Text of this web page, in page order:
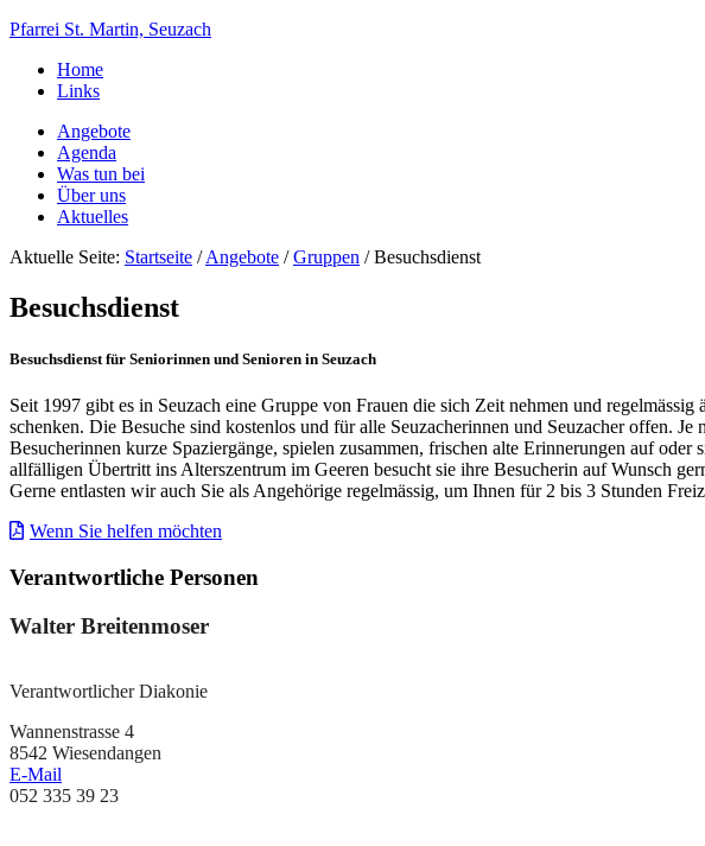
Pfarrei St. Martin, Seuzach
Home
Links
Angebote
Agenda
Was tun bei
Über uns
Aktuelles
Aktuelle Seite: Startseite / Angebote / Gruppen /Besuchsdienst
Besuchsdienst
Besuchsdienst für Seniorinnen und Senioren in Seuzach
Seit 1997 gibt es in Seuzach eine Gruppe von Frauen die sich Zeit nehmen und regelmässig
schenken. Die Besuche sind kostenlos und für alle Seuzacherinnen und Seuzacheroffen. Je
Besucherinnen kurze Spaziergänge, spielen zusammen, frischen alte Erinnerungen auf oder
allfälligen Übertritt ins Alterszentrum im Geeren besucht sie ihre Besucherin aufWunsch
Gerne entlasten wir auch Sie als Angehörige regelmässig, um Ihnen für 2 bis 3 Stunden
Wenn Sie helfen möchten
Haupt-
Sidebar
(Primary)
Verantwortliche Personen
Walter Breitenmoser
Verantwortlicher Diakonie
Wannenstrasse 4
8542 Wiesendangen
E-Mail
052 335 39 23